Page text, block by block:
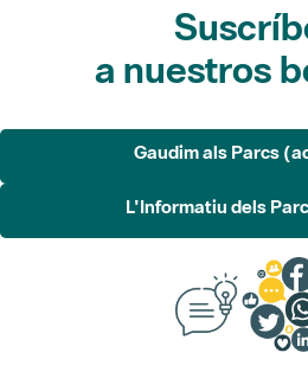
a nuestros
Gaudim als Parcs
L'Informatiu dels